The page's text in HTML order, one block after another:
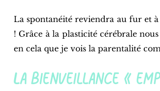
La spontanéité reviendra au fur et
! Grâce à la plasticité cérébrale
en cela que je vois la parentalité
La bienveillance «